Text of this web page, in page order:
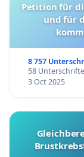
Petition für die Abschaffung der Tötungsstationen
und für
8 757
58
3 Oct 2025